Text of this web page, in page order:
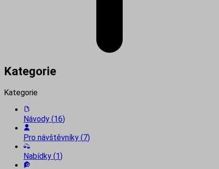
Kategorie
Kategorie
Návody (16)
Pro návštěvníky (7)
Nabídky (1)